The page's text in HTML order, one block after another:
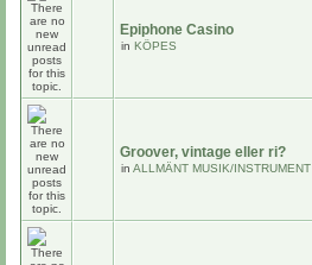
Epiphone Casino
in KÖPES
Groover, vintage eller ri?
in ALLMÄNT MUSIK/INSTRUMENT